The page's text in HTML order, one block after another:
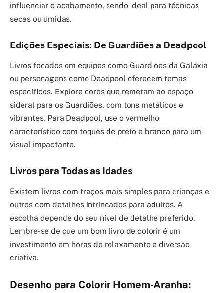
influenciar o acabamento, sendo ideal para técnicas
secas ou úmidas.
Edições Especiais: De Guardiões a Deadpool
Livros focados em equipes como Guardiões da Galáxia
ou personagens como Deadpool oferecem temas
específicos. Explore cores que remetam ao espaço
sideral para os Guardiões, com tons metálicos e
vibrantes. Para Deadpool, use o vermelho
característico com toques de preto e branco para um
visual impactante.
Livros para Todas as Idades
Existem livros com traços mais simples para crianças e
outros com detalhes intrincados para adultos. A
escolha depende do seu nível de detalhe preferido.
Lembre-se de que um bom livro de colorir é um
investimento em horas de relaxamento e diversão
criativa.
Desenho para Colorir Homem-Aranha: